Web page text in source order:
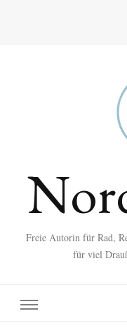
Freie Autorin für Rad,
für viel